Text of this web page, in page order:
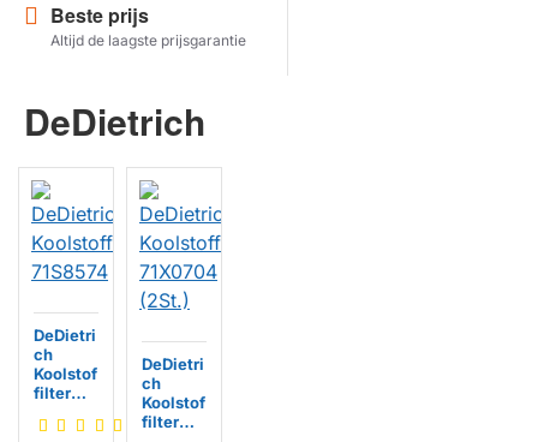
TOON PRODUCTEN
Beste prijs
Altijd de laagste prijsgarantie
DeDietrich
DeDietri
ch
Koolstof
filter
4
DeDietri
ch
Koolstof
filter